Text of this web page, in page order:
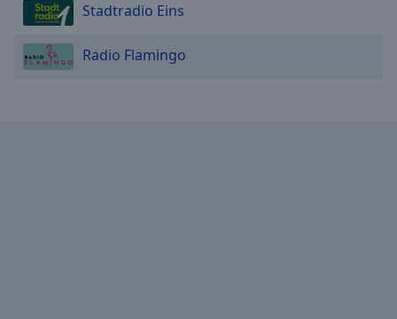
Stadtradio Eins
Radio Flamingo